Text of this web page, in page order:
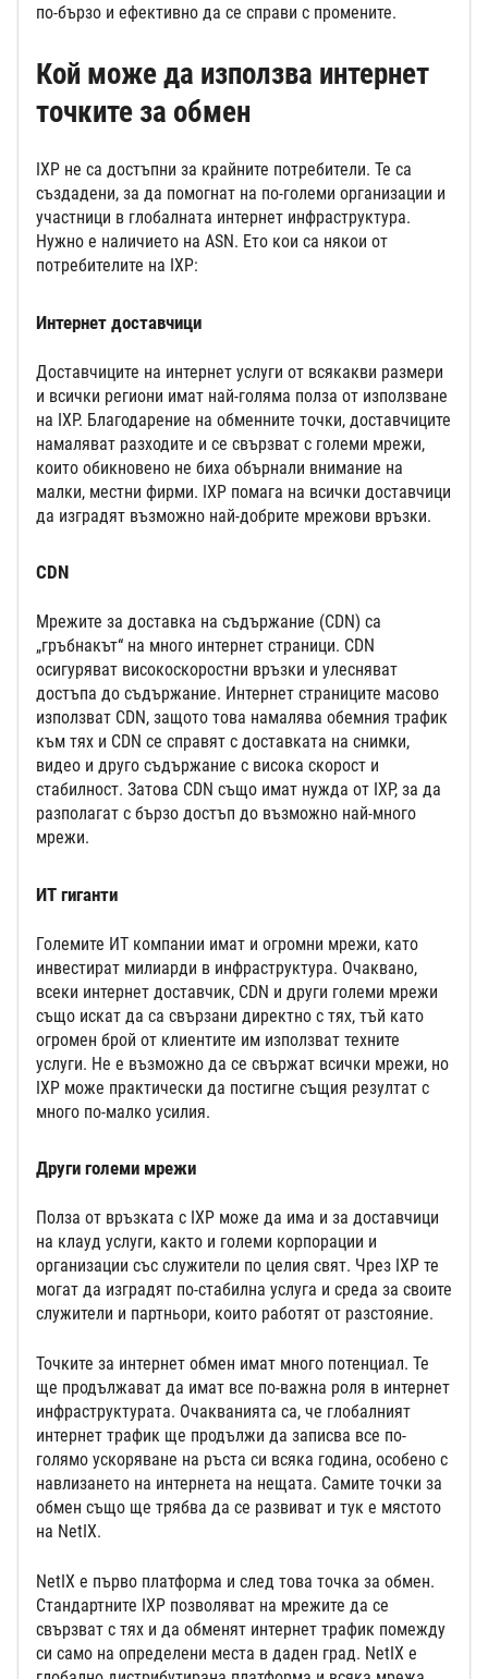
по-бързо и ефективно да се справи с промените.
Кой може да използва интернет
точките за обмен
IXP не са достъпни за крайните потребители. Те са
създадени, за да помогнат на по-големи организации и
участници в глобалната интернет инфраструктура.
Нужно е наличието на ASN. Ето кои са някои от
потребителите на IXP:
Интернет доставчици
Доставчиците на интернет услуги от всякакви размери
и всички региони имат най-голяма полза от използване
на IXP. Благодарение на обменните точки, доставчиците
намаляват разходите и се свързват с големи мрежи,
които обикновено не биха обърнали внимание на
малки, местни фирми. IXP помага на всички доставчици
да изградят възможно най-добрите мрежови връзки.
CDN
Мрежите за доставка на съдържание (CDN) са
„гръбнакът“ на много интернет страници. CDN
осигуряват високоскоростни връзки и улесняват
достъпа до съдържание. Интернет страниците масово
използват CDN, защото това намалява обемния трафик
към тях и CDN се справят с доставката на снимки,
видео и друго съдържание с висока скорост и
стабилност. Затова CDN също имат нужда от IXP, за да
разполагат с бързо достъп до възможно най-много
мрежи.
ИТ гиганти
Големите ИТ компании имат и огромни мрежи, като
инвестират милиарди в инфраструктура. Очаквано,
всеки интернет доставчик, CDN и други големи мрежи
също искат да са свързани директно с тях, тъй като
огромен брой от клиентите им използват техните
услуги. Не е възможно да се свържат всички мрежи, но
IXP може практически да постигне същия резултат с
много по-малко усилия.
Други големи мрежи
Полза от връзката с IXP може да има и за доставчици
на клауд услуги, както и големи корпорации и
организации със служители по целия свят. Чрез IXP те
могат да изградят по-стабилна услуга и среда за своите
служители и партньори, които работят от разстояние.
Точките за интернет обмен имат много потенциал. Те
ще продължават да имат все по-важна роля в интернет
инфраструктурата. Очакванията са, че глобалният
интернет трафик ще продължи да записва все по-
голямо ускоряване на ръста си всяка година, особено с
навлизането на интернета на нещата. Самите точки за
обмен също ще трябва да се развиват и тук е мястото
на NetIX.
NetIX е първо платформа и след това точка за обмен.
Стандартните IXP позволяват на мрежите да се
свързват с тях и да обменят интернет трафик помежду
си само на определени места в даден град. NetIX е